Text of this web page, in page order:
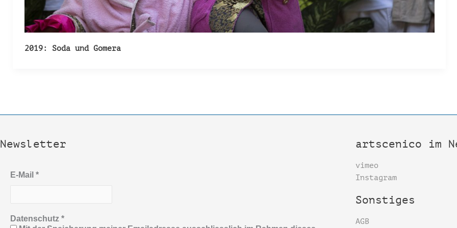
2019: Soda und Gomera
Newsletter
E-Mail *
Datenschutz *
artscenico im
vimeo
Instagram
Sonstiges
AGB